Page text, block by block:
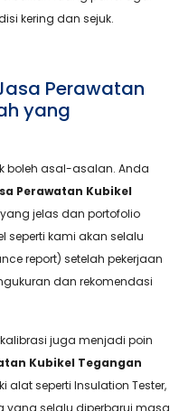
kering dan sejuk.
Perawatan
yang
boleh asal-asalan. Anda
Perawatan Kubikel
jelas dan portofolio
seperti kami akan selalu
report) setelah pekerjaan
dan rekomendasi
juga menjadi poin
Kubikel Tegangan
seperti Insulation Tester,
yang selalu diperbarui masa